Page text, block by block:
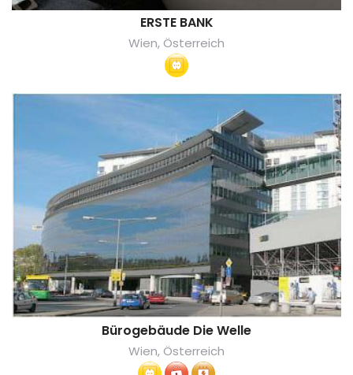
ERSTE BANK
Wien, Österreich
Bürogebäude Die Welle
Wien, Österreich